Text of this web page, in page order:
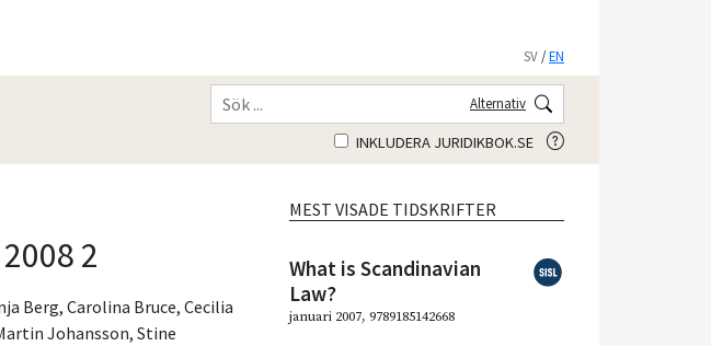
SV /EN
Alternativ
INKLUDERA JURIDIKBOK.SE
2
Berg,Carolina Bruce,Cecilia
Johansson,Stine
MEST VISADE TIDSKRIFTER
What is Scandinavian
Law?
januari 2007, 9789185142668